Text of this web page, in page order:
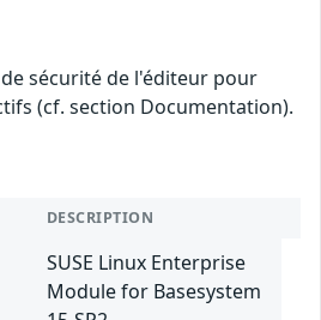
sécurité de l'éditeur pour
(cf. section Documentation).
DESCRIPTION
SUSE Linux Enterprise
Module for Basesystem